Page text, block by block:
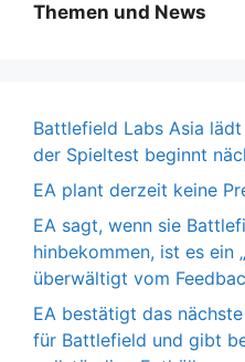
Themen und News
Battlefield Labs Asia
der Spieltest beginnt
EA plant derzeit keine
EA sagt, wenn sie
hinbekommen, ist es ein
überwältigt vom
EA bestätigt das
für Battlefield und gibt